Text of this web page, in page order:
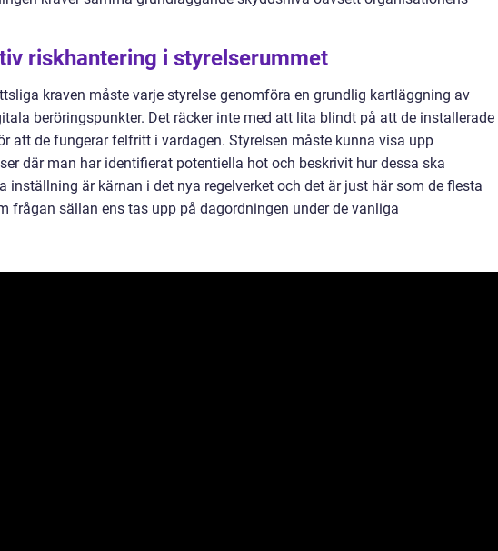
riskhantering i styrelserummet
kraven måste varje styrelse genomföra en grundlig kartläggning av
beröringspunkter. Det räcker inte med att lita blindt på att de installerade
att de fungerar felfritt i vardagen. Styrelsen måste kunna visa upp
där man har identifierat potentiella hot och beskrivit hur dessa ska
inställning är kärnan i det nya regelverket och det är just här som de flesta
frågan sällan ens tas upp på dagordningen under de vanliga